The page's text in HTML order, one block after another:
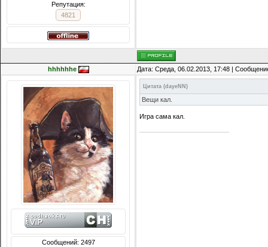
Репутация:
4821
hhhhhhe Дата: Среда, 06.02.2013, 17:48 |
Сообщений: 2497
Цитата (dayeNN )
Вещи кал.
Игра сама кал.